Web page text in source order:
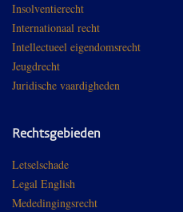
Insolventierecht
Internationaal recht
Intellectueel eigendomsrecht
Jeugdrecht
Juridische vaardigheden
Rechtsgebieden
Letselschade
Legal English
Mededingingsrecht